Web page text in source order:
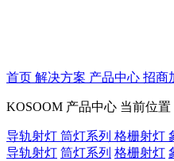
首页 解决方案 产品中心 招商
KOSOOM 产品中心 当前位置
导轨射灯 筒灯系列 格栅射灯
导轨射灯 筒灯系列 格栅射灯